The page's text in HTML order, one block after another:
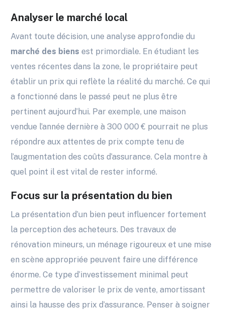
Analyser le marché local
Avant toute décision, une analyse approfondie du
marché des biens est primordiale. En étudiant les
ventes récentes dans la zone, le propriétaire peut
établir un prix qui reflète la réalité du marché. Ce qui
a fonctionné dans le passé peut ne plus être
pertinent aujourd’hui. Par exemple, une maison
vendue l’année dernière à 300 000 € pourrait ne plus
répondre aux attentes de prix compte tenu de
l’augmentation des coûts d’assurance. Cela montre à
quel point il est vital de rester informé.
Focus sur la présentation du bien
La présentation d’un bien peut influencer fortement
la perception des acheteurs. Des travaux de
rénovation mineurs, un ménage rigoureux et une mise
en scène appropriée peuvent faire une différence
énorme. Ce type d’investissement minimal peut
permettre de valoriser le prix de vente, amortissant
ainsi la hausse des prix d’assurance. Penser à soigner